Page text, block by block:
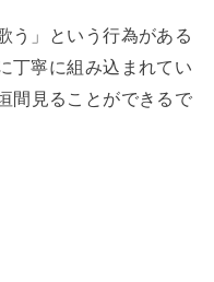
う」という行為がある
丁寧に組み込まれてい
間見ることができるで